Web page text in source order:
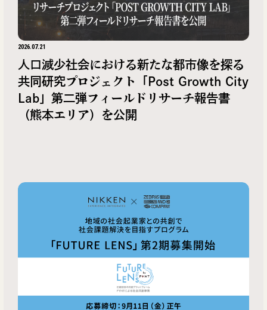
2026.07.21
人口減少社会における新たな都市像を探る
共同研究プロジェクト「Post Growth City
Lab」第二弾フィールドリサーチ報告書
（熊本エリア）を公開